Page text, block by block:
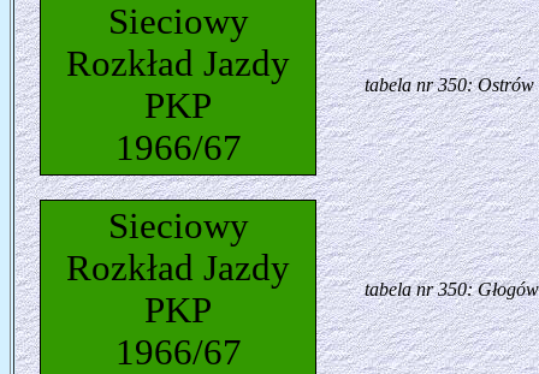
Sieciowy
Rozkład Jazdy
PKP
1966/67
tabela nr 350: Ostrów
Sieciowy
Rozkład Jazdy
PKP
1966/67
tabela nr 350: